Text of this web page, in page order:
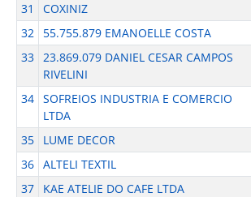
31
COXINIZ
32
55.755.879 EMANOELLE COSTA
33 23.869.079 DANIEL CESAR CAMPOS
RIVELINI
34 SOFREIOS INDUSTRIA E COMERCIO
LTDA
35 LUME DECOR
36 ALTELI TEXTIL
37
KAE ATELIE DO CAFE LTDA